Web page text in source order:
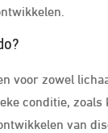
voor zowel
conditie,
van